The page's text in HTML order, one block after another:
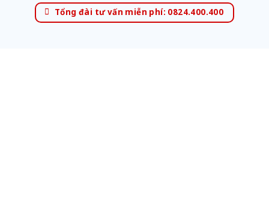
Tổng đài tư vấn miễn phí: 0824.400.400